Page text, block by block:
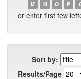
M
N O P
or enter first few
Sort by:
Results/Page